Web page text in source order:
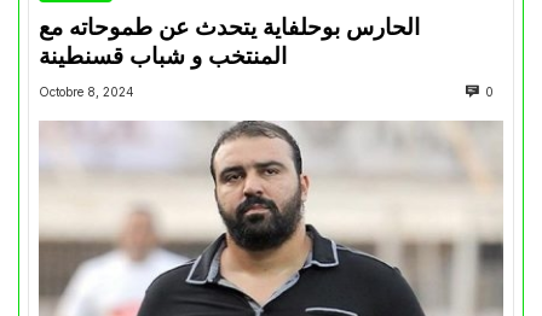
الحارس بوحلفاية يتحدث عن طموحاته مع
المنتخب و شباب قسنطينة
Octobre 8, 2024 0